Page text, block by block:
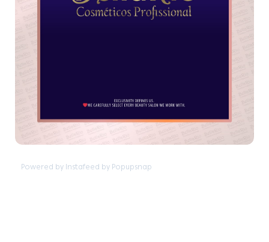
Powered by Instafeed by Popupsnap